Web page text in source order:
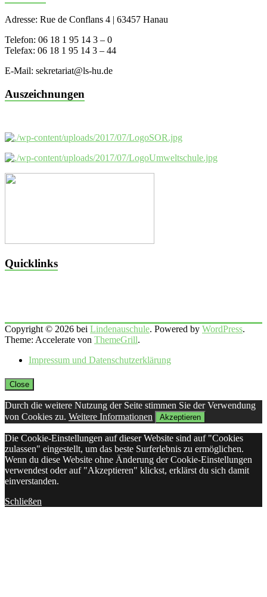
Adresse: Rue de Conflans 4 | 63457 Hanau
Telefon: 06 18 1 95 14 3 – 0
Telefax: 06 18 1 95 14 3 – 44
E-Mail: sekretariat@ls-hu.de
Auszeichnungen
Quicklinks
Copyright © 2026 bei Lindenauschule. Powered by WordPress.
Theme: Accelerate von ThemeGrill.
Impressum und Datenschutzerklärung
Close
Durch die weitere Nutzung der Seite stimmen Sie der Verwendung
von Cookies zu. Weitere Informationen Akzeptieren
Die Cookie-Einstellungen auf dieser Website sind auf "Cookies
zulassen" eingestellt, um das beste Surferlebnis zu ermöglichen.
Wenn du diese Website ohne Änderung der Cookie-Einstellungen
verwendest oder auf "Akzeptieren" klickst, erklärst du sich damit
einverstanden.
Schließen